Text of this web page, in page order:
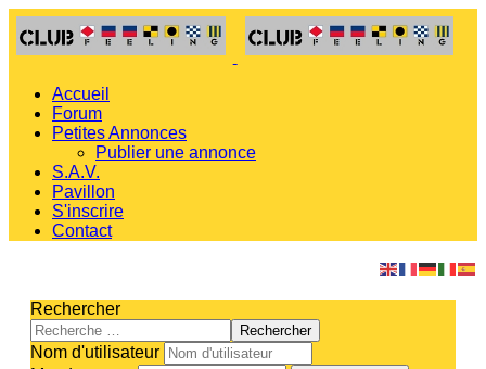
Accueil
Forum
Petites Annonces
Publier une annonce
S.A.V.
Pavillon
S'inscrire
Contact
Rechercher
Rechercher
Nom d'utilisateur